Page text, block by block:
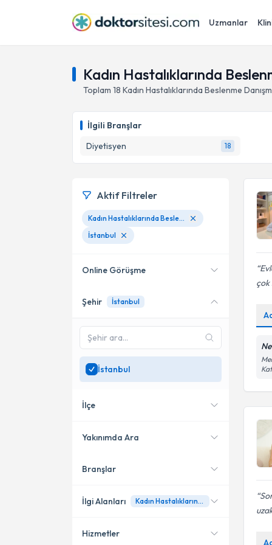
Uzmanlar
Kadın Hastalıklarında
Toplam 18 Kadın Hastalıklarında Beslenme
İlgili Branşlar
Diyetisyen
18
çok
Aktif Filtreler
Kadın Hastalıklarında Beslenme Danışmanlığı
İstanbul
Online Görüşme
Online danışmanlık sunan
Sadeceİstanbul
uzman ara
Şehir İstanbul
İstanbul
İlçe
Büyükçekmece
Bakırköy
Yakınımda Ara
Konumuma yakın uzmanları
Branşlar
Diyetisyen
İlgi Alanları Kadın Hastalıklarında Beslenme Danışmanlığı
Hizmetler